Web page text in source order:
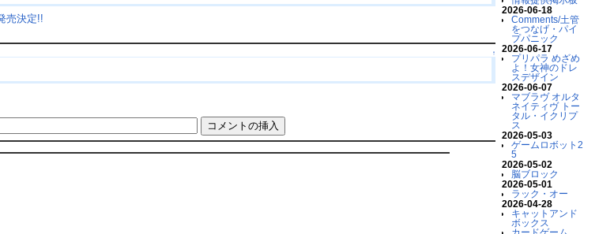
売決定!!
↑
2026-06-18
Comments/土管
をつなげ・パイ
プパニック
2026-06-17
プリパラ めざめ
よ！女神のドレ
スデザイン
2026-06-07
マブラヴ オルタ
ネイティヴ トー
タル・イクリプ
ス
2026-05-03
ゲームロボット2
5
2026-05-02
脳ブロック
2026-05-01
ラック・オー
2026-04-28
キャットアンド
ボックス